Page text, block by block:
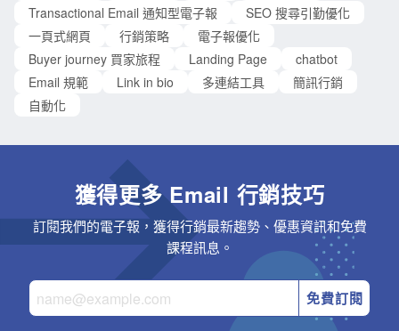
Transactional Email 通知型電子報
SEO 搜尋引勤優化
一頁式網頁
行銷策略
電子報優化
Buyer journey 買家旅程
Landing Page
chatbot
Email 規範
Link in bio 多連結工具
簡訊行銷
自動化
獲得更多 Email 行銷技巧
訂閱我們的電子報，獲得行銷最新趨勢、優惠資訊和免費
課程訊息。
免費訂閱